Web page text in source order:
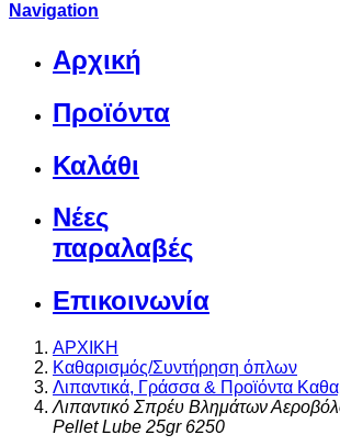
Navigation
Αρχική
Προϊόντα
Καλάθι
Νέες
παραλαβές
Επικοινωνία
ΑΡΧΙΚΗ
Καθαρισμός/Συντήρηση όπλων
Λιπαντικά, Γράσσα & Προϊόντα
Λιπαντικό Σπρέυ Βλημάτων
Pellet Lube 25gr 6250